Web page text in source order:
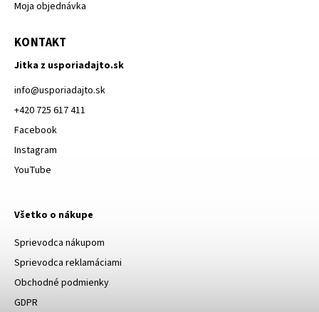
Moja objednávka
KONTAKT
Jitka z usporiadajto.sk
info@usporiadajto.sk
+420 725 617 411
Facebook
Instagram
YouTube
Všetko o nákupe
Sprievodca nákupom
Sprievodca reklamáciami
Obchodné podmienky
GDPR